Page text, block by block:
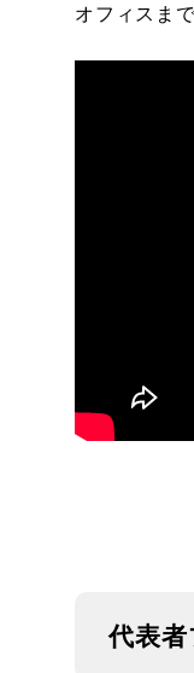
オフィスま
代表